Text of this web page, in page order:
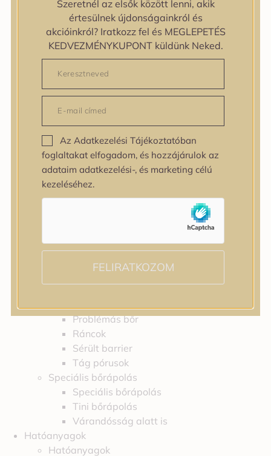
zipiderm
Bőrállapot
Bőrállapot
Bőrtípus
Bőrtípus
Kombinált
Száraz
Zsíros
Bőrprobléma
Bőrprobléma
Bőrpír
Dehidratált bőr
Érzékeny bőr
Fakóság
Problémás bőr
Ráncok
Sérült barrier
Tág pórusok
Speciális bőrápolás
Speciális bőrápolás
Tini bőrápolás
Várandósság alatt is
Hatóanyagok
Hatóanyagok
Szeretnél az elsők között lenni, akik
értesülnek újdonságainkról és
akcióinkról? Iratkozz fel és MEGLEPETÉS
KEDVEZMÉNYKUPONT küldünk Neked.
Az Adatkezelési Tájékoztatóban
foglaltakat elfogadom, és hozzájárulok az
adataim adatkezelési-, és marketing célú
kezeléséhez.
FELIRATKOZOM